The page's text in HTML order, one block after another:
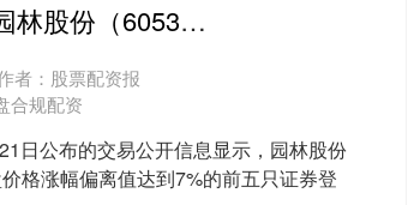
配资操盘十大技巧 8月21日园林股份（605303）龙虎榜数据：游资一瞬流光上榜
者：股票配资报
合规配资
日公布的交易公开信息显示，园林股份
格涨幅偏离值达到7%的前五只证券登